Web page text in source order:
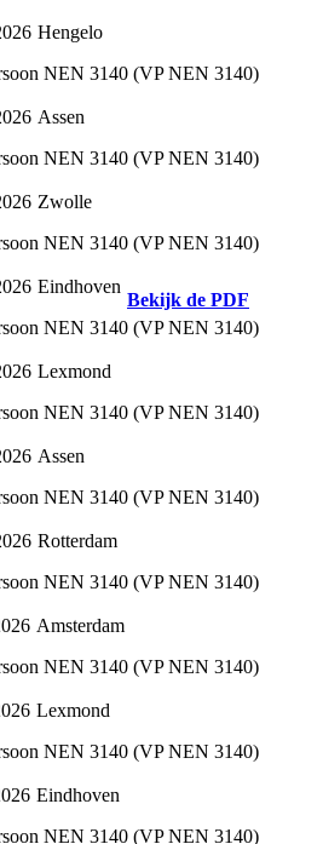
Hengelo
Assen
Zwolle
Eindhoven
Lexmond
Assen
Rotterdam
Amsterdam
Lexmond
Eindhoven
Bekijk de PDF